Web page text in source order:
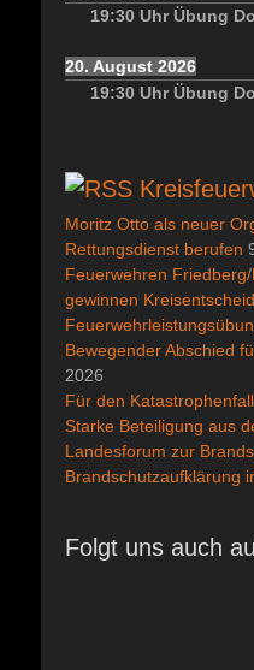
19:30 Uhr Übung
20. August 2026
19:30 Uhr Übung
Moritz Otto als neuer
Rettungsdienst berufen
Feuerwehren
gewinnen
Bewegender Abschied
2026
Für den
Starke Beteiligung aus
Landesforum zur
Brandschutzaufklärung
Folgt uns auch